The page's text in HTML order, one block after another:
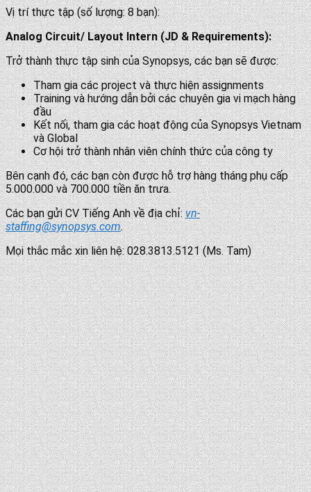
Vị trí thực tập (số lượng: 8 bạn):
Analog Circuit/ Layout Intern (JD & Requirements):
Trở thành thực tập sinh của Synopsys, các bạn sẽ được:
Tham gia các project và thực hiện assignments
Training và hướng dẫn bởi các chuyên gia vi mạch hàng
đầu
Kết nối, tham gia các hoạt động của Synopsys Vietnam
và Global
Cơ hội trở thành nhân viên chính thức của công ty
Bên cạnh đó, các bạn còn được hỗ trợ hàng tháng phụ cấp
5.000.000 và 700.000 tiền ăn trưa.
Các bạn gửi CV Tiếng Anh về địa chỉ:vn-
staffing@synopsys.com.
Mọi thắc mắc xin liên hệ: 028.3813.5121 (Ms. Tam)